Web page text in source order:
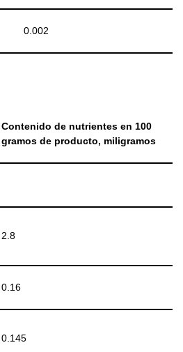
0.002
Contenido de nutrientes en 100
gramos de producto, miligramos
2.8
0.16
0.145